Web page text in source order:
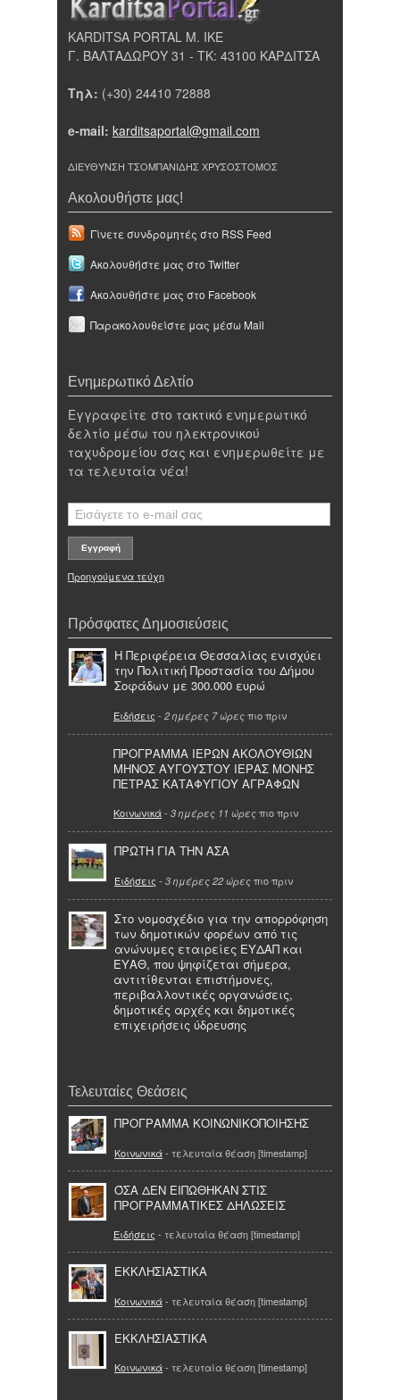
KARDITSA PORTAL Μ. ΙΚΕ
Γ. ΒΑΛΤΑΔΩΡΟΥ 31 - ΤΚ: 43100 ΚΑΡΔΙΤΣΑ
Τηλ: (+30) 24410 72888
e-mail: karditsaportal@gmail.com
ΔΙΕΥΘΥΝΣΗ ΤΣΟΜΠΑΝΙΔΗΣ ΧΡΥΣΟΣΤΟΜΟΣ
Ακολουθήστε μας!
Γίνετε συνδρομητές στο RSS Feed
Ακολουθήστε μας στο Twitter
Ακολουθήστε μας στο Facebook
Παρακολουθείστε μας μέσω Mail
Ενημερωτικό Δελτίο
Εγγραφείτε στο τακτικό ενημερωτικό
δελτίο μέσω του ηλεκτρονικού
ταχυδρομείου σας και ενημερωθείτε με
τα τελευταία νέα!
Προηγούμενα τεύχη
Πρόσφατες Δημοσιεύσεις
Η Περιφέρεια Θεσσαλίας ενισχύει
την Πολιτική Προστασία του Δήμου
Σοφάδων με 300.000 ευρώ
Ειδήσεις - 2 ημέρες 7 ώρες πιο πριν
ΠΡΟΓΡΑΜΜΑ ΙΕΡΩΝ ΑΚΟΛΟΥΘΙΩΝ
ΜΗΝΟΣ ΑΥΓΟΥΣΤΟΥ ΙΕΡΑΣ ΜΟΝΗΣ
ΠΕΤΡΑΣ ΚΑΤΑΦΥΓΙΟΥ ΑΓΡΑΦΩΝ
Κοινωνικά- 3 ημέρες 11 ώρες πιο πριν
ΠΡΩΤΗ ΓΙΑ ΤΗΝ ΑΣΑ
Ειδήσεις - 3 ημέρες 22 ώρες πιο πριν
Στο νομοσχέδιο για την απορρόφηση
των δημοτικών φορέων από τις
ανώνυμες εταιρείες ΕΥΔΑΠ και
ΕΥΑΘ, που ψηφίζεται σήμερα,
αντιτίθενται επιστήμονες,
περιβαλλοντικές οργανώσεις,
δημοτικές αρχές και δημοτικές
επιχειρήσεις ύδρευσης
Τελευταίες Θεάσεις
ΠΡΟΓΡΑΜΜΑ ΚΟΙΝΩΝΙΚΟΠΟΙΗΣΗΣ
Κοινωνικά- τελευταία θέαση [timestamp]
ΌΣΑ ΔΕΝ ΕΙΠΩΘΗΚΑΝ ΣΤΙΣ
ΠΡΟΓΡΑΜΜΑΤΙΚΕΣ ΔΗΛΩΣΕΙΣ
Ειδήσεις - τελευταία θέαση [timestamp]
ΕΚΚΛΗΣΙΑΣΤΙΚΑ
Κοινωνικά- τελευταία θέαση [timestamp]
ΕΚΚΛΗΣΙΑΣΤΙΚΑ
Κοινωνικά- τελευταία θέαση [timestamp]